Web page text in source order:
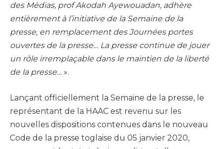
des Médias, prof Akodah Ayewouadan, adhère
entièrement à l’initiative de la Semaine de la
presse, en remplacement des Journées portes
ouvertes de la presse… La presse continue de jouer
un rôle irremplaçable dans le maintien de la liberté
de la presse… ».
Lançant officiellement la Semaine de la presse, le
représentant de la HAAC est revenu sur les
nouvelles dispositions contenues dans le nouveau
Code de la presse toglaise du 05 janvier 2020,